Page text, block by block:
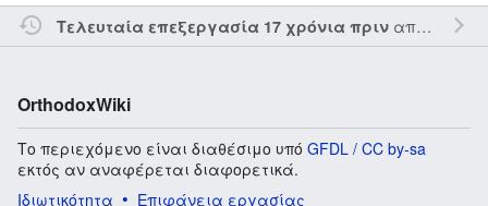
Τελευταία επεξεργασία 17 χρόνια πριναπό τον την
OrthodoxWiki
Το περιεχόμενο είναι διαθέσιμο υπό GFDL / CC by-sa
εκτός αν αναφέρεται διαφορετικά.
Ιδιωτικότητα
Επιφάνεια εργασίας